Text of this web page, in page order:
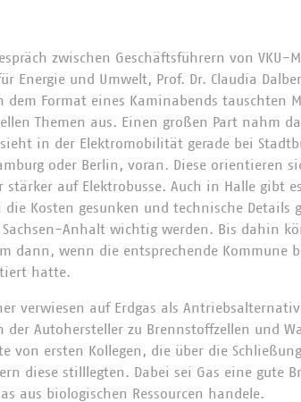
zwischen Geschäftsführern von
Energie und Umwelt, Prof. Dr. Claudia
dem Format eines Kaminabends tauschten
Themen aus. Einen großen Part nahm
in der Elektromobilität gerade bei
oder Berlin, voran. Diese orientieren
stärker auf Elektrobusse. Auch in Halle gibt
die Kosten gesunken und technische
Anhalt wichtig werden. Bis dahin
dann, wenn die entsprechende Kommune
hatte.
verwiesen auf Erdgas als
der Autohersteller zu Brennstoffzellen und
von ersten Kollegen, die über die
diese stilllegten. Dabei sei Gas eine gute
aus biologischen Ressourcen handele.